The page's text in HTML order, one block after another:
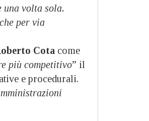
una volta sola.
per via
Cota come
più competitivo” il
e procedurali.